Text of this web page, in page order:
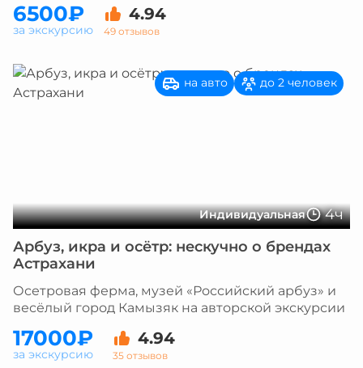
6500₽ 4.94
49 отзывов
за экскурсию
Индивидуальная 4ч
на авто до 2 человек
Арбуз, икра и осётр: нескучно о брендах
Астрахани
Осетровая ферма, музей «Российский арбуз» и
весёлый город Камызяк на авторской экскурсии
17000₽ 4.94
35 отзывов
за экскурсию